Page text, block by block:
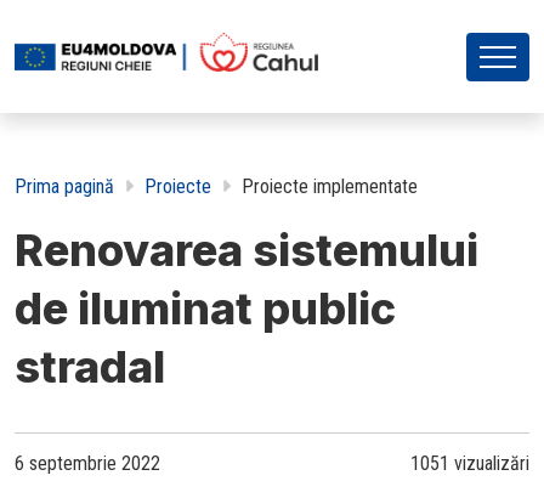
Prima pagină Proiecte Proiecte implementate
Renovarea sistemului
de iluminat public
stradal
6 septembrie 2022 1051 vizualizări